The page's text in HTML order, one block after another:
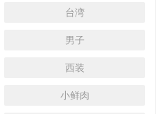
台湾
男子
西装
小鲜肉